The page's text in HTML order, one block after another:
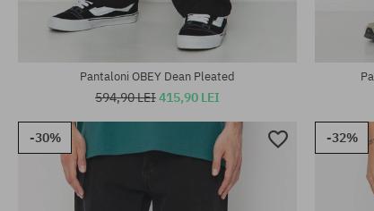
Pantaloni OBEY Dean Pleated
594,90 LEI415,90 LEI
-30% -32%